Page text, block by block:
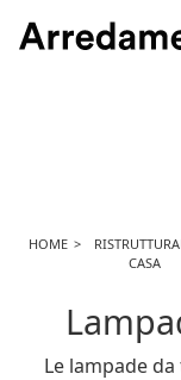
HOME
CASA
Le lampade